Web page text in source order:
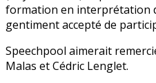
formation en interprétation
gentiment accepté de
Speechpool aimerait
Malas et Cédric Lenglet.